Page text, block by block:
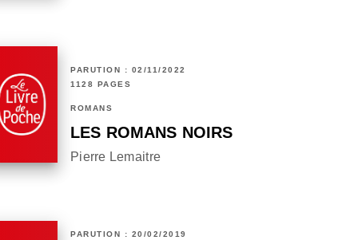
PARUTION : 02/11/2022
1128 PAGES
ROMANS
LES ROMANS NOIRS
Pierre Lemaitre
PARUTION : 20/02/2019